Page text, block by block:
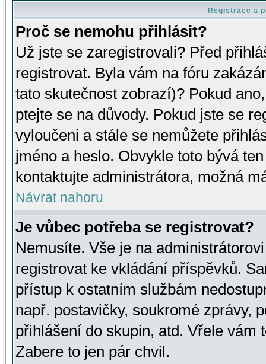
Registrace a
Proč se nemohu přihlásit?
Už jste se zaregistrovali? Před
registrovat. Byla vám na fóru
tato skutečnost zobrazí)? Pokud
ptejte se na důvody. Pokud jste se
vyloučeni a stále se nemůžete
jméno a heslo. Obvykle toto bývá
kontaktujte administrátora, možná
Návrat nahoru
Je vůbec potřeba se registrovat?
Nemusíte. Vše je na
registrovat ke vkládání příspěvků.
přístup k ostatním službám
např. postavičky, soukromé zprávy,
přihlášení do skupin, atd. Vřele vám
Zabere to jen pár chvil.